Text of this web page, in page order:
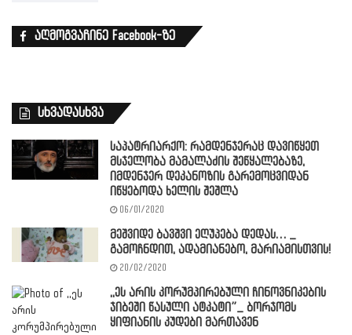
აღმოგვაჩინე Facebook-ზე
სხვადასხვა
საპატრიარქო: რამდენჯერაც დავიწყეთ
მსჯელობა მამალაძის შეწყალებაზე,
იმდენჯერ დეკანოზის გარემოცვიდან
იწყებოდა ხელის შეშლა
06/01/2020
მეშვიდე ბავშვი ეღუპება დედას… _
გამოჩნდით, ადამიანებო, მარიამისთვის!
20/02/2020
,,ეს არის კორუმპირებული ჩინოვნიკების
ჯიბეში წასული ატკატი”_ ბორჯომს
ყიფიანის კუდები მართავენ